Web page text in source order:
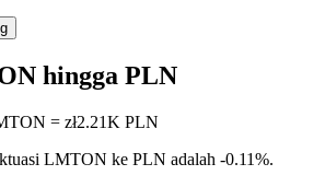
hingga PLN
= zł2.21K PLN
LMTON ke PLN adalah -0.11%.